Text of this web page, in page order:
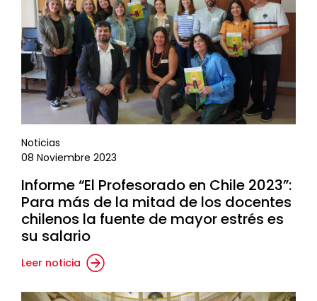
Noticias
08 Noviembre 2023
Informe “El Profesorado en Chile 2023”:
Para más de la mitad de los docentes
chilenos la fuente de mayor estrés es
su salario
Leer noticia